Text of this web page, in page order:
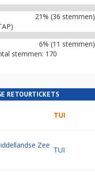
21% (36 stemmen)
6% (11 stemmen)
stemmen: 170
RETOURTICKETS
TUI
Zee
TUI